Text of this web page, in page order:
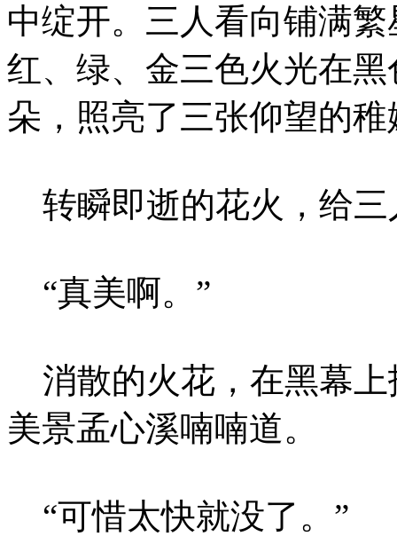
中绽开。三人看向铺满
红、绿、金三色火光在
朵，照亮了三张仰望的
转瞬即逝的花火，给三
“真美啊。”
消散的火花，在黑幕上
美景孟心溪喃喃道。
“可惜太快就没了。”